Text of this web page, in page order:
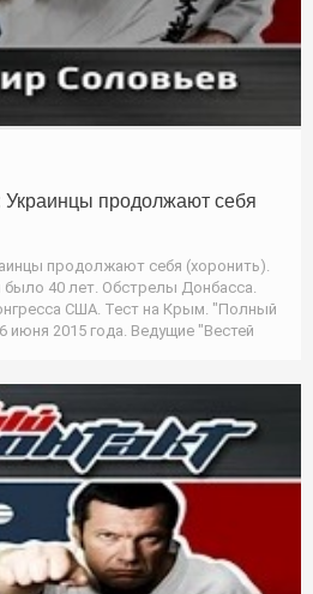
продолжают себя
продолжают себя (хоронить).
40 лет. Обстрелы Донбасса.
США. Тест на Крым. "Полный
июня 2015 года. Ведущие "Вестей